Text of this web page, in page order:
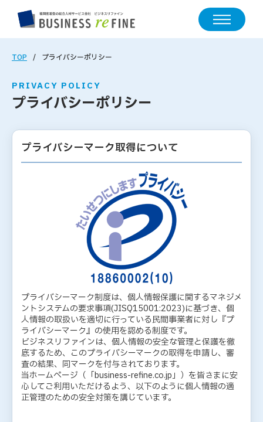
TOP プライバシーポリシー
PRIVACY POLICY
プライバシーポリシー
プライバシーマーク取得について
プライバシーマーク制度は、個人情報保護に関するマネジメ
ントシステムの要求事項(JISQ15001:2023)に基づき、個
人情報の取扱いを適切に行っている民間事業者に対し『プ
ライバシーマーク』の使用を認める制度です。
ビジネスリファインは、個人情報の安全な管理と保護を徹
底するため、このプライバシーマークの取得を申請し、審
査の結果、同マークを付与されております。
当ホームページ（「business-refine.co.jp」）を皆さまに安
心してご利用いただけるよう、以下のように個人情報の適
正管理のための安全対策を講じています。